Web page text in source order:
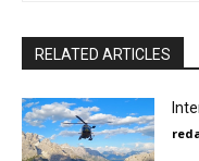
RELATED ARTICLES